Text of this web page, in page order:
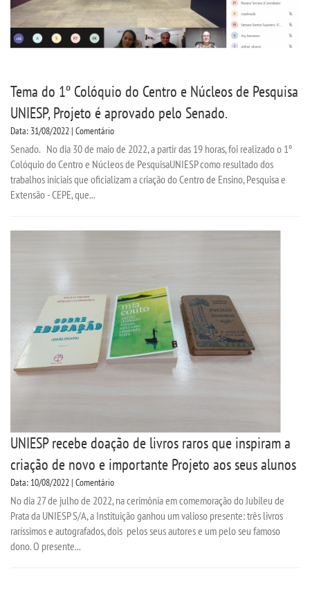
Tema do 1º Colóquio do Centro e Núcleos de Pesquisa
UNIESP, Projeto é aprovado pelo Senado.
Data: 31/08/2022 | Comentário
Senado. No dia 30 de maio de 2022, a partir das 19 horas, foi realizado o 1º
Colóquio do Centro e Núcleos de PesquisaUNIESP como resultado dos
trabalhos iniciais que oficializam a criação do Centro de Ensino, Pesquisa e
Extensão - CEPE, que...
UNIESP recebe doação de livros raros que inspiram a
criação de novo e importante Projeto aos seus alunos
Data: 10/08/2022 | Comentário
No dia 27 de julho de 2022, na cerimônia em comemoração do Jubileu de
Prata da UNIESP S/A, a Instituição ganhou um valioso presente: três livros
raríssimos e autografados, dois pelos seus autores e um pelo seu famoso
dono. O presente...